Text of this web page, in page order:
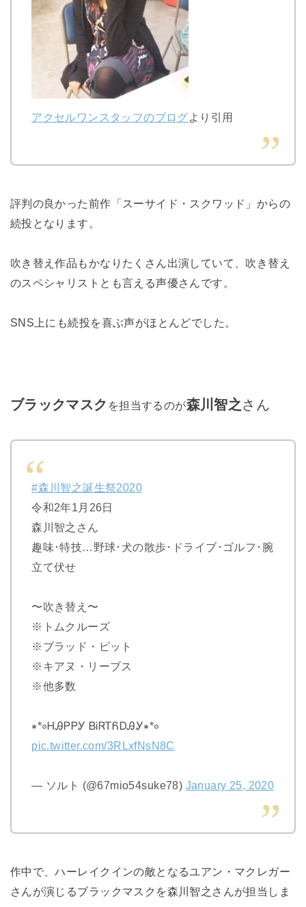
アクセルワンスタッフのブログより引用
評判の良かった前作「スーサイド・スクワッド」からの
続投となります。
吹き替え作品もかなりたくさん出演していて、吹き替え
のスペシャリストとも言える声優さんです。
SNS上にも続投を喜ぶ声がほとんどでした。
ブラックマスク を担当するのが森川智之さん
#森川智之誕生祭2020
令和2年1月26日
森川智之さん
趣味･特技…野球･犬の散歩･ドライブ･ゴルフ･腕
立て伏せ
〜吹き替え〜
※トムクルーズ
※ブラッド・ピット
※キアヌ・リーブス
※他多数
∗*∘ᎻᎯᏢᏢᎩ ᏴᎥᏒᎢᏲᎠᎯᎩ∗*∘
pic.twitter.com/3RLxfNsN8C
— ソルト (@67mio54suke78) January 25, 2020
作中で、ハーレイクインの敵となるユアン・マクレガー
さんが演じるブラックマスクを森川智之さんが担当しま